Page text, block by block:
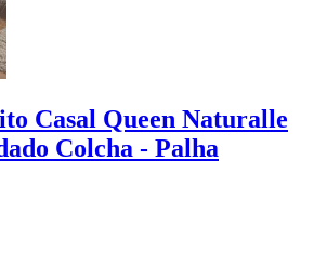
Casal Queen Naturalle
Colcha - Palha